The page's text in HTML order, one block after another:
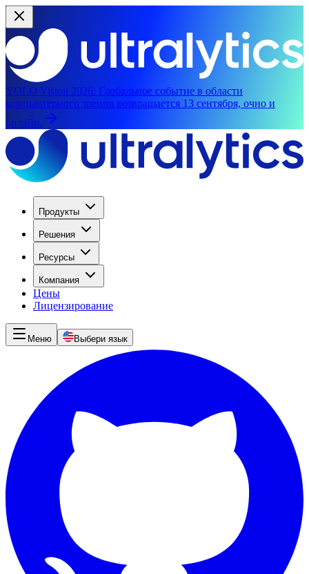
YOLO Vision 2026: Глобальное событие в области
компьютерного зрения возвращается 13 сентября, очно и
онлайн.
Продукты
Решения
Ресурсы
Компания
Цены
Лицензирование
Меню Выбери язык